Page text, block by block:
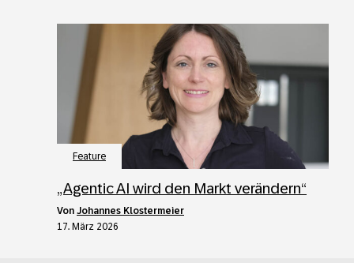
Feature
„Agentic AI wird den Markt verändern“
von Johannes Klostermeier
17. März 2026